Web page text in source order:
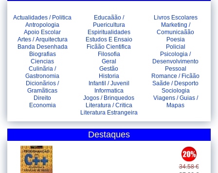
Actualidades / Politica
Antropologia
Apoio Escolar
Artes / Arquitectura
Banda Desenhada
Biografias
Ciencias
Culinãria /
Gastronomia
Dicionãrios /
Gramãticas
Direito
Economia
Educaãão /
Puericultura
Espiritualidades
Estudos E Ensaio
Ficãão Cientifica
Filosofia
Geral
Gestão
Historia
Infantil / Juvenil
Informatica
Jogos / Brinquedos
Literatura / Critica
Literatura Estrangeira
Livros Escolares
Marketing /
Comunicaãão
Poesia
Policial
Psicologia /
Desenvolvimento
Pessoal
Romance / Ficãão
Saãde / Desporto
Sociologia
Viagens / Guias /
Mapas
Destaques
34.58 €